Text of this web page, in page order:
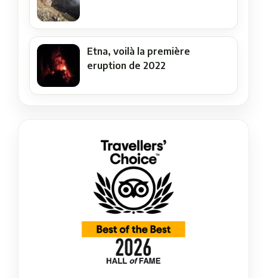
Etna, voilà la première
eruption de 2022